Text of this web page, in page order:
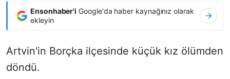
Ensonhaber'i Google'da haber kaynağınız olarak
ekleyin
Artvin'in Borçka ilçesinde küçük kız ölümden
döndü.